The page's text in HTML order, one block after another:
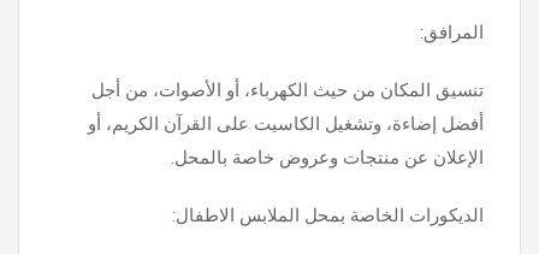
المرافق:
تنسيق المكان من حيث الكهرباء، أو الأصوات، من أجل
أفضل إضاءة، وتشغيل الكاسيت على القرآن الكريم، أو
الإعلان عن منتجات وعروض خاصة بالمحل.
الديكورات الخاصة بمحل الملابس الاطفال: